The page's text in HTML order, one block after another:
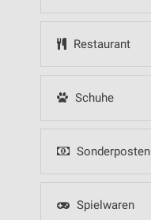
Restaurant
Schuhe
Sonderposten
Spielwaren